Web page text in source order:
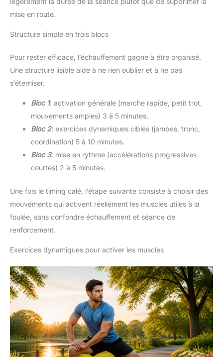
mise en route.
Structure simple en trois blocs
Pour rester efficace, l’échauffement gagne à être organisé.
Une structure lisible aide à ne rien oublier et à ne pas
s’éterniser.
Bloc 1: activation générale (marche rapide, petit trot,
mouvements amples) 3 à 5 minutes.
Bloc 2: exercices dynamiques ciblés (jambes, tronc,
coordination) 5 à 10 minutes.
Bloc 3: mise en rythme (accélérations progressives
courtes) 2 à 5 minutes.
Une fois le timing calé, l’étape suivante consiste à choisir des
mouvements qui activent réellement les muscles utiles à la
foulée, sans confondre échauffement et séance de
renforcement.
Exercices dynamiques pour activer les muscles